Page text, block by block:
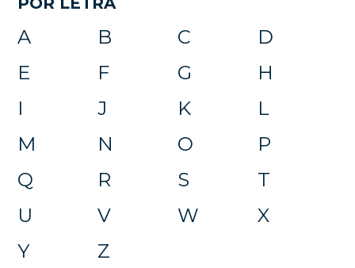
A B C
D
E
F G
H
I
J K
L
M
N O
P
Q
R S
T
U
V W
X
Y
Z